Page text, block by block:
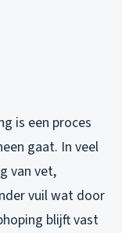
is een proces
gaat. In veel
van vet,
vuil wat door
blijft vast